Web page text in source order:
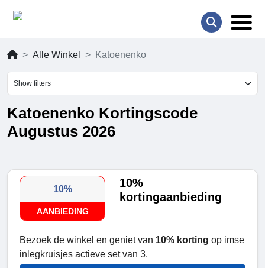
Alle Winkel Katoenenko
Show filters
Katoenenko Kortingscode
Augustus 2026
10%
AANBIEDING
10%
kortingaanbieding
Bezoek de winkel en geniet van 10% korting op imse
inlegkruisjes actieve set van 3.